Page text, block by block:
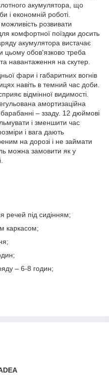
акумулятора, що
і економній роботі.
розвивати
комфортної поїздки досить
акумулятора вистачає
обов'язково треба
навантаження на скутер.
фари і габаритних вогнів
навіть в темний час доби.
відмінної видимості.
амортизаційна
– ззаду. 12 дюймові
і зменшити час
і вага дають
на дорозі і не займати
можна замовити як у
речей під сидінням;
каркасом;
– 6-8 годин;